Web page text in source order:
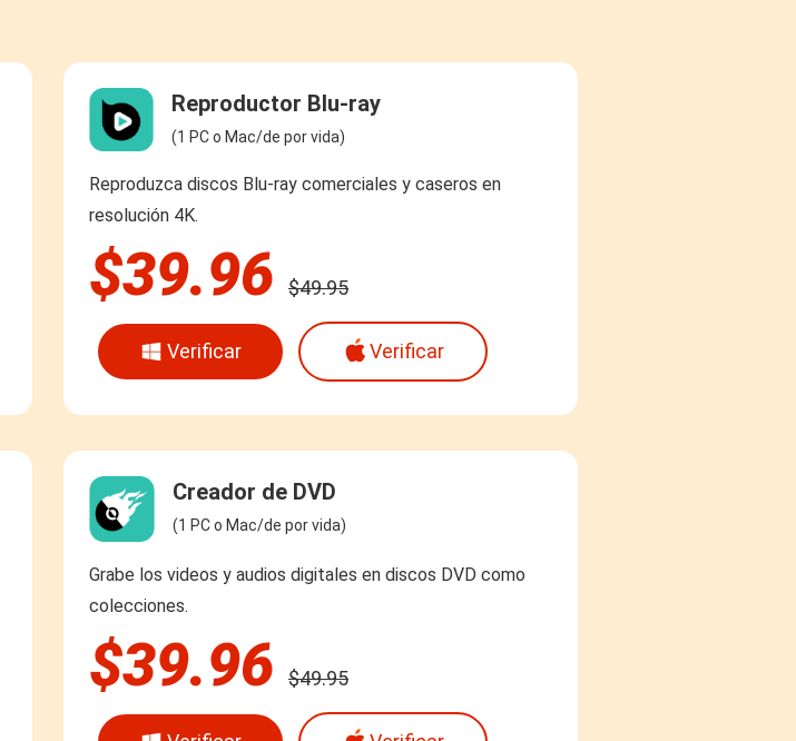
Reproductor Blu-ray
(1 PC o Mac/de por vida)
Reproduzca discos Blu-ray comerciales y caseros en
resolución 4K.
$39.96 $49.95
Verificar Verificar
Creador de DVD
(1 PC o Mac/de por vida)
Grabe los videos y audios digitales en discos DVD como
colecciones.
$39.96 $49.95